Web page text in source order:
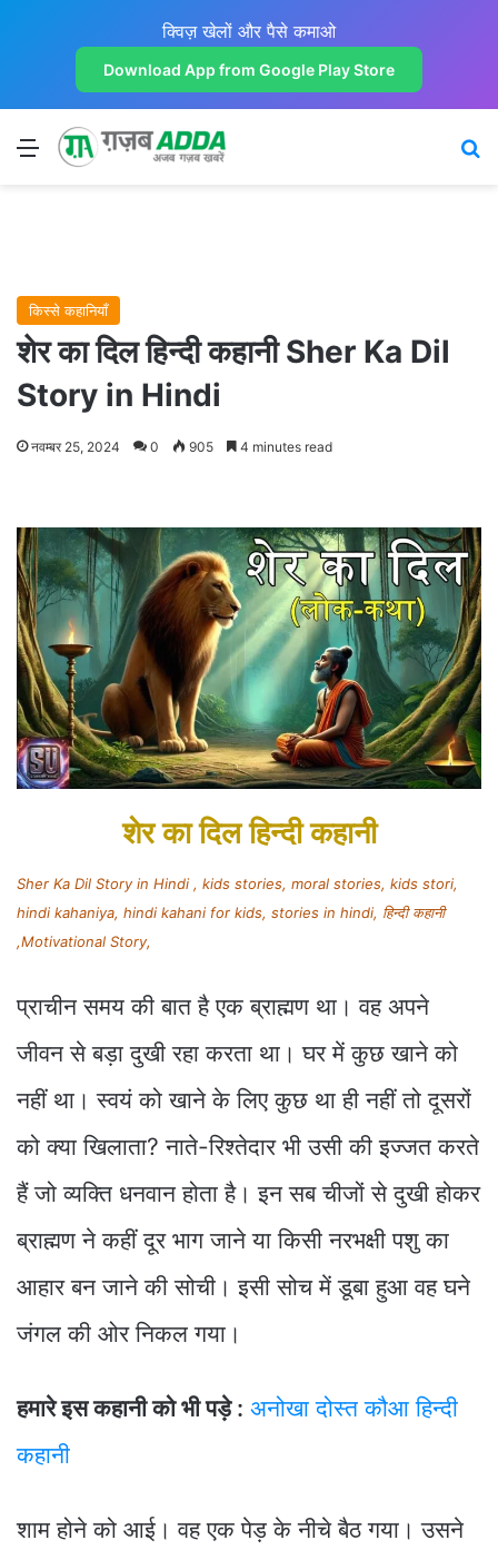
क्विज़ खेलों और पैसे कमाओ
Download App from Google Play Store
Menu
किस्से कहानियाँ
शेर का दिल हिन्दी कहानी Sher Ka Dil
Story in Hindi
नवम्बर 25, 2024 0 905 4 minutes read
शेर का दिल हिन्दी कहानी
Sher Ka Dil Story in Hindi , kids stories, moral stories, kids stori,
hindi kahaniya, hindi kahani for kids, stories in hindi, हिन्दी कहानी
,Motivational Story,
प्राचीन समय की बात है एक ब्राह्मण था। वह अपने
जीवन से बड़ा दुखी रहा करता था। घर में कुछ खाने को
नहीं था। स्वयं को खाने के लिए कुछ था ही नहीं तो दूसरों
को क्या खिलाता? नाते-रिश्तेदार भी उसी की इज्जत करते
हैं जो व्यक्ति धनवान होता है। इन सब चीजों से दुखी होकर
ब्राह्मण ने कहीं दूर भाग जाने या किसी नरभक्षी पशु का
आहार बन जाने की सोची। इसी सोच में डूबा हुआ वह घने
जंगल की ओर निकल गया।
हमारे इस कहानी को भी पड़े : अनोखा दोस्त कौआ हिन्दी
कहानी
शाम होने को आई। वह एक पेड़ के नीचे बैठ गया। उसने